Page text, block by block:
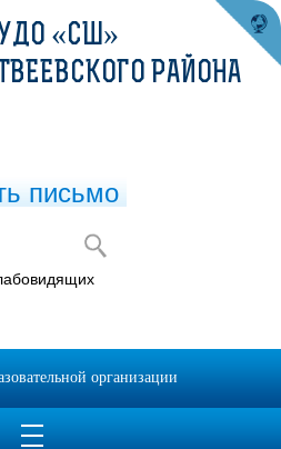
«СШ»
РАЙОНА
письмо
организации